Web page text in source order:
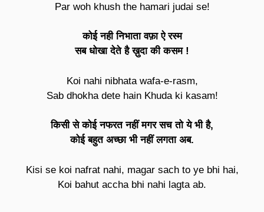
Par woh khush the hamari judai se!
कोई नही निभाता वफ़ा ऐ रस्म
सब धोखा देते है ख़ुदा की कसम !
Koi nahi nibhata wafa-e-rasm,
Sab dhokha dete hain Khuda ki kasam!
किसी से कोई नफरत नहीं मगर सच तो ये भी है,
कोई बहुत अच्छा भी नहीं लगता अब.
Kisi se koi nafrat nahi, magar sach to ye bhi hai,
Koi bahut accha bhi nahi lagta ab.